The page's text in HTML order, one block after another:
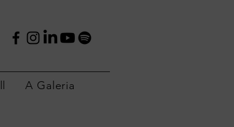
A Galeria